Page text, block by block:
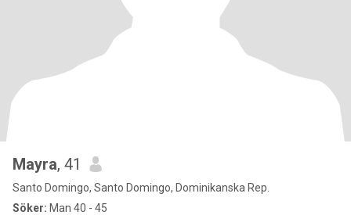
Mayra, 41
Santo Domingo, Santo Domingo, Dominikanska Rep.
Söker: Man 40 - 45